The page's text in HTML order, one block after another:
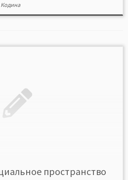
пространство